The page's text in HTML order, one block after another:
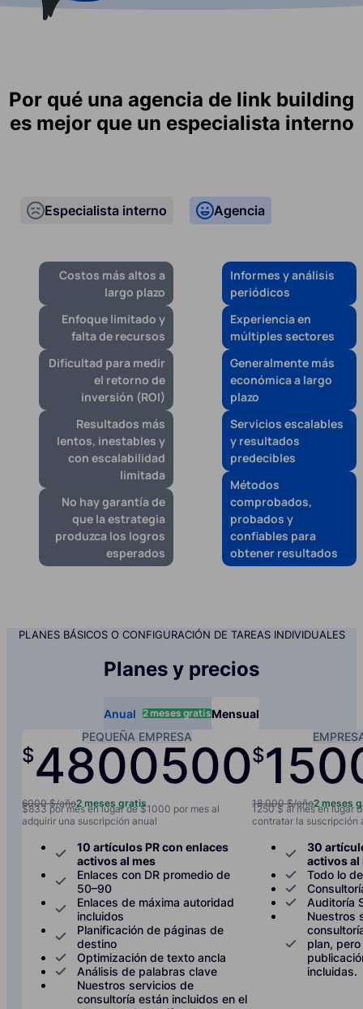
Por qué una agencia de link building
es mejor que un especialista interno
Especialista interno
Costos más altos a
largo plazo
Enfoque limitado y
falta de recursos
Dificultad para medir
el retorno de
inversión (ROI)
Resultados más
lentos, inestables y
con escalabilidad
limitada
No hay garantía de
que la estrategia
produzca los logros
esperados
Agencia
Informes y análisis
periódicos
Experiencia en
múltiples sectores
Generalmente más
económica a largo
plazo
Servicios escalables
y resultados
predecibles
Métodos
comprobados,
probados y
confiables para
obtener resultados
PLANES BÁSICOS O CONFIGURACIÓN DE TAREAS INDIVIDUALES
Planes y precios
Anual 2 meses gratisMensual
PEQUEÑA EMPRESA
$4800500 /año/mes
6000 $/año2 meses gratis
$833 por mes en lugar de $1000 por mes al
adquirir una suscripción anual
10 artículos PR con enlaces
activos al mes
Enlaces con DR promedio de
50–90
Enlaces de máxima autoridad
incluidos
Planificación de páginas de
destino
Optimización de texto ancla
Análisis de palabras clave
Nuestros servicios de
consultoría están incluidos en el
$
18 000 $/año2 meses
1250 $ al mes en lugar
contratar la suscripción
30
activos al
Todo lo
Auditoría
Nuestros
plan,
incluidas.